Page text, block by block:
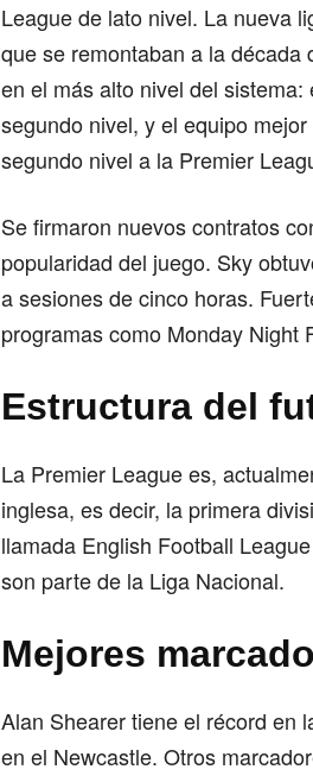
League de lato nivel. La nueva
que se remontaban a la
en el más alto nivel del
segundo nivel, y el equipo
segundo nivel a la Premier
Se firmaron nuevos contratos
popularidad del juego. Sky
a sesiones de cinco horas.
programas como Monday Night
Estructura del
La Premier League es,
inglesa, es decir, la primera
llamada English Football
son parte de la Liga Nacional.
Mejores
Alan Shearer tiene el récord en
en el Newcastle. Otros